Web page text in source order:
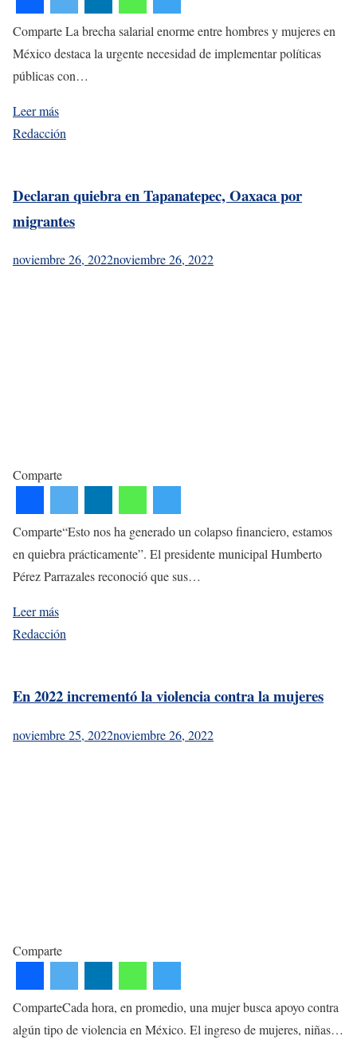
Comparte La brecha salarial enorme entre hombres y mujeres en
México destaca la urgente necesidad de implementar políticas
públicas con…
Leer más
Redacción
Declaran quiebra en Tapanatepec, Oaxaca por
migrantes
noviembre 26, 2022noviembre 26, 2022
Comparte
Comparte“Esto nos ha generado un colapso financiero, estamos
en quiebra prácticamente”. El presidente municipal Humberto
Pérez Parrazales reconoció que sus…
Leer más
Redacción
En 2022 incrementó la violencia contra la mujeres
noviembre 25, 2022noviembre 26, 2022
Comparte
ComparteCada hora, en promedio, una mujer busca apoyo contra
algún tipo de violencia en México. El ingreso de mujeres, niñas…